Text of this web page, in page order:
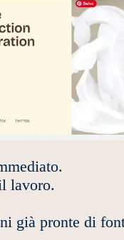
lavoro.
già pronte di